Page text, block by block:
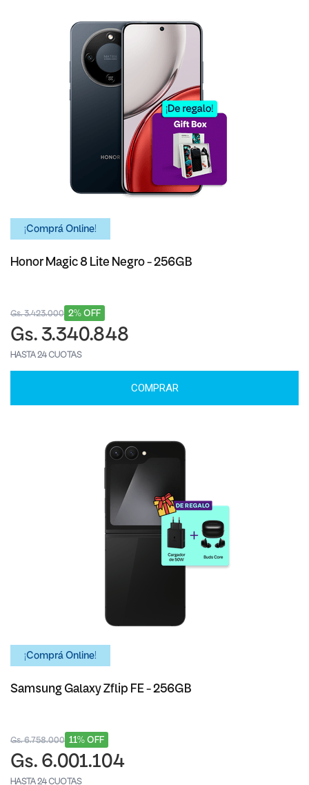
¡Comprá Online!
Honor Magic 8 Lite Negro - 256GB
2% OFF
Gs. 3.423.000
Gs. 3.340.848
HASTA 24 CUOTAS
COMPRAR
¡Comprá Online!
Samsung Galaxy Zflip FE - 256GB
11% OFF
Gs. 6.758.000
Gs. 6.001.104
HASTA 24 CUOTAS